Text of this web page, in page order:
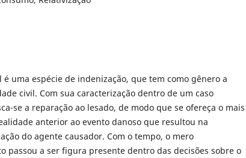
é uma espécie de indenização, que tem como gênero a
civil. Com sua caracterização dentro de um caso
se a reparação ao lesado, de modo que se ofereça o mais
anterior ao evento danoso que resultou na
do agente causador. Com o tempo, o mero
passou a ser figura presente dentro das decisões sobre o